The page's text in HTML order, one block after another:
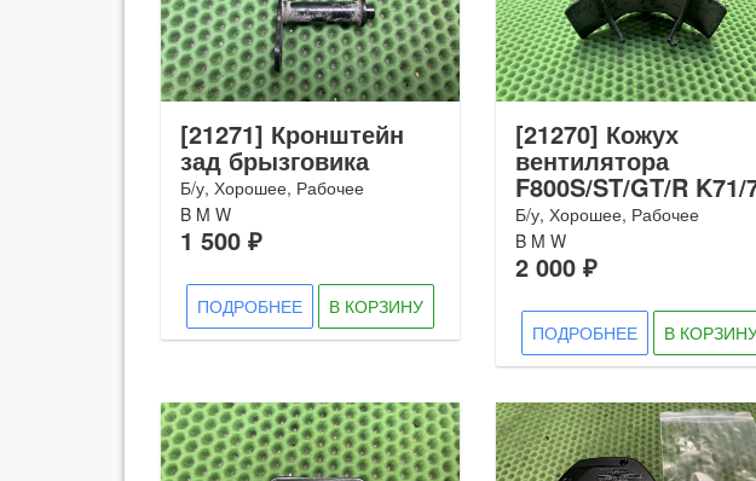
[21271] Кронштейн
зад брызговика
Б/у, Хорошее, Рабочее
B M W
1 500 ₽
ПОДРОБНЕЕ В КОРЗИНУ
[21270] Кожух
вентилятора
F800S/ST/GT/R K71/
Б/у, Хорошее, Рабочее
B M W
2 000 ₽
ПОДРОБНЕЕ В